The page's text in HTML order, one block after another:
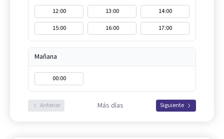
12:00 13:00
14:00
15:00
16:00 17:00
Mañana
00:00
Anterior Más días Siguiente